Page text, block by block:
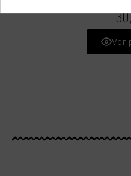
Ver